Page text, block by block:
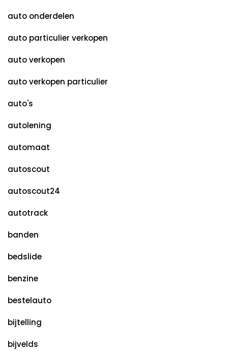
auto onderdelen
auto particulier verkopen
auto verkopen
auto verkopen particulier
auto's
autolening
automaat
autoscout
autoscout24
autotrack
banden
bedslide
benzine
bestelauto
bijtelling
bijvelds